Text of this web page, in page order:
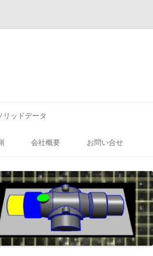
ッドデータ
会社概要 お問い合せ